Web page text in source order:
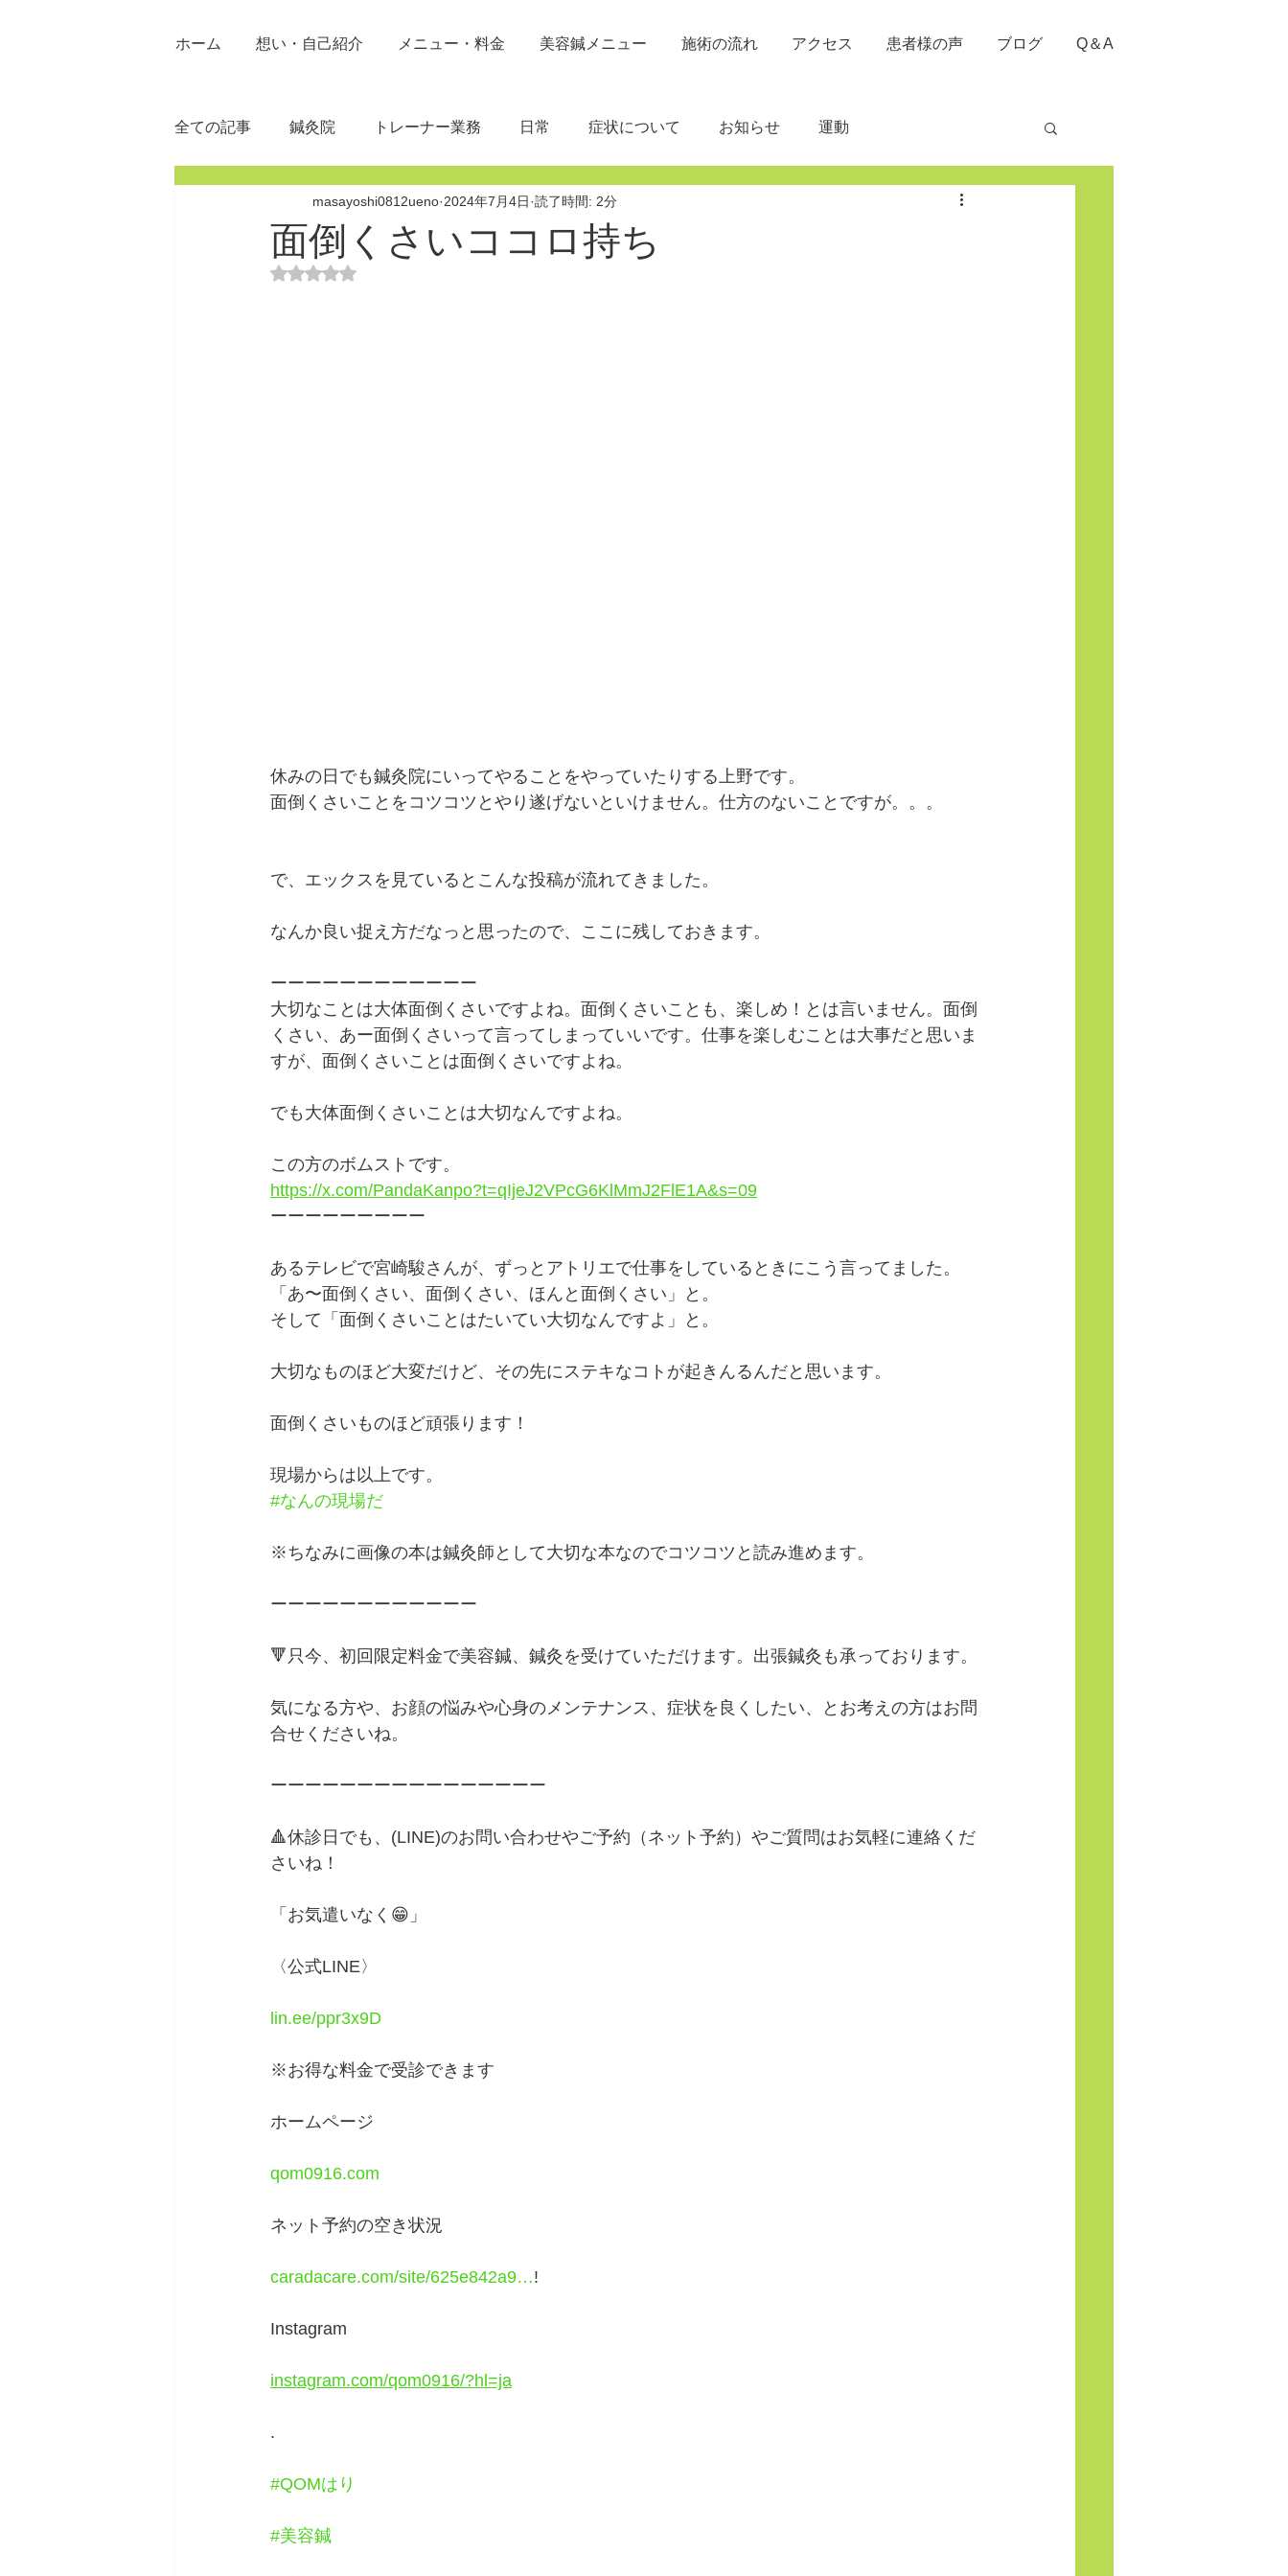
ホーム 想い・自己紹介 メニュー・料金 美容鍼メニュー 施術の流れ アクセス 患者様の声 ブログ Q＆A
全ての記事 鍼灸院 トレーナー業務 日常 症状について お知らせ 運動
面倒くさいココロ持ち
masayoshi0812ueno 2024年7月4日 読了時間: 2分
5つ星のうちNaNと評価されています。
休みの日でも鍼灸院にいってやることをやっていたりする上野です。
面倒くさいことをコツコツとやり遂げないといけません。仕方のないことですが。。。
で、エックスを見ているとこんな投稿が流れてきました。
なんか良い捉え方だなっと思ったので、ここに残しておきます。
ーーーーーーーーーーーー
大切なことは大体面倒くさいですよね。面倒くさいことも、楽しめ！とは言いません。面倒
くさい、あー面倒くさいって言ってしまっていいです。仕事を楽しむことは大事だと思いま
すが、面倒くさいことは面倒くさいですよね。
でも大体面倒くさいことは大切なんですよね。
この方のボムストです。
https://x.com/PandaKanpo?t=qIjeJ2VPcG6KlMmJ2FlE1A&s=09
ーーーーーーーーー
あるテレビで宮崎駿さんが、ずっとアトリエで仕事をしているときにこう言ってました。
「あ〜面倒くさい、面倒くさい、ほんと面倒くさい」と。
そして「面倒くさいことはたいてい大切なんですよ」と。
大切なものほど大変だけど、その先にステキなコトが起きんるんだと思います。
面倒くさいものほど頑張ります！
現場からは以上です。
#なんの現場だ
※ちなみに画像の本は鍼灸師として大切な本なのでコツコツと読み進めます。
ーーーーーーーーーーーー
🔻只今、初回限定料金で美容鍼、鍼灸を受けていただけます。出張鍼灸も承っております。
気になる方や、お顔の悩みや心身のメンテナンス、症状を良くしたい、とお考えの方はお問
合せくださいね。
ーーーーーーーーーーーーーーーー
🔺休診日でも、(LINE)のお問い合わせやご予約（ネット予約）やご質問はお気軽に連絡くだ
さいね！
「お気遣いなく😁」
〈公式LINE〉
lin.ee/ppr3x9D
※お得な料金で受診できます
ホームページ
qom0916.com
ネット予約の空き状況
caradacare.com/site/625e842a9…!
Instagram
instagram.com/qom0916/?hl=ja
.
#QOMはり
#美容鍼